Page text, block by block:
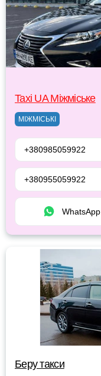
Taxi UA Міжміське
МІЖМІСЬКІ
+380985059922
+380955059922
WhatsApp
Беру такси